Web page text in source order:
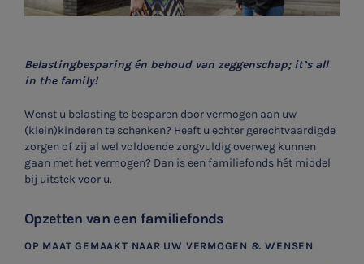
Belastingbesparing én behoud van zeggenschap; it’s all
in the family!
Wenst u belasting te besparen door vermogen aan uw
(klein)kinderen te schenken? Heeft u echter gerechtvaardigde
zorgen of zij al wel voldoende zorgvuldig overweg kunnen
gaan met het vermogen? Dan is een familiefonds hét middel
bij uitstek voor u.
Opzetten van een familiefonds
OP MAAT GEMAAKT NAAR UW VERMOGEN & WENSEN